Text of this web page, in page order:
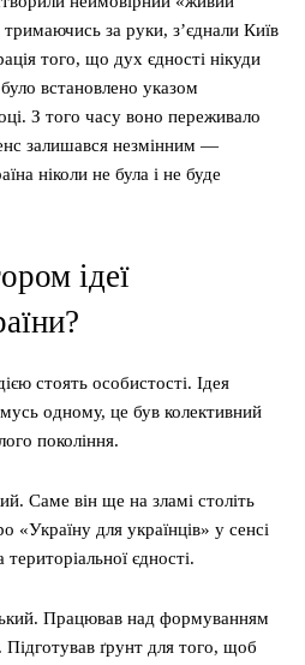
за руки, з’єднали Київ
того, що дух єдності нікуди
встановлено указом
З того часу воно переживало
залишався незмінним —
ніколи не була і не буде
ідеї
стоять особистості. Ідея
одному, це був колективний
покоління.
він ще на зламі століть
«Україну для українців» у сенсі
єдності.
Працював над формуванням
Підготував ґрунт для того, щоб